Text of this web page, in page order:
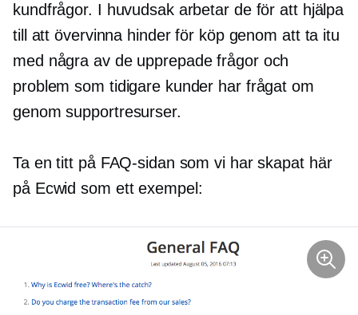
kundfrågor. I huvudsak arbetar de för att hjälpa
till att övervinna hinder för köp genom att ta itu
med några av de upprepade frågor och
problem som tidigare kunder har frågat om
genom supportresurser.
Ta en titt på FAQ-sidan som vi har skapat här
på Ecwid som ett exempel: